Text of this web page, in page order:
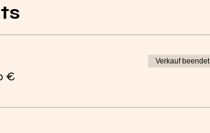
€
Verkauf beendet